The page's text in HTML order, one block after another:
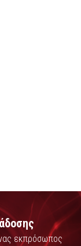
εκπρόσωπος